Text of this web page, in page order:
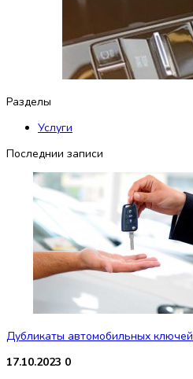
Разделы
Услуги
Последнии записи
Дубликаты автомобильных ключей
17.10.2023 0